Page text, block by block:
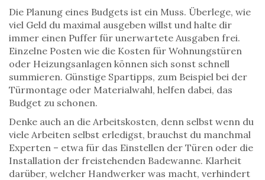
Die Planung eines Budgets ist ein Muss. Überlege, wie
viel Geld du maximal ausgeben willst und halte dir
immer einen Puffer für unerwartete Ausgaben frei.
Einzelne Posten wie die Kosten für Wohnungstüren
oder Heizungsanlagen können sich sonst schnell
summieren. Günstige Spartipps, zum Beispiel bei der
Türmontage oder Materialwahl, helfen dabei, das
Budget zu schonen.
Denke auch an die Arbeitskosten, denn selbst wenn du
viele Arbeiten selbst erledigst, brauchst du manchmal
Experten – etwa für das Einstellen der Türen oder die
Installation der freistehenden Badewanne. Klarheit
darüber, welcher Handwerker was macht, verhindert